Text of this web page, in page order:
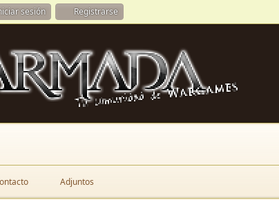
sesión Registrarse
Contacto Adjuntos